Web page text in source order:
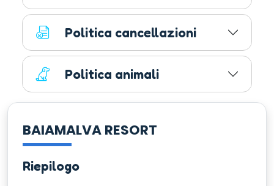
Politica cancellazioni
Politica animali
BAIAMALVA RESORT
Riepilogo